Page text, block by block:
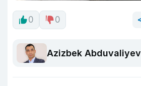
0 0
Azizbek Abduvaliyev